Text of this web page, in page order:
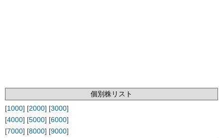
個別株リスト
[1000] [2000] [3000]
[4000] [5000] [6000]
[7000] [8000] [9000]